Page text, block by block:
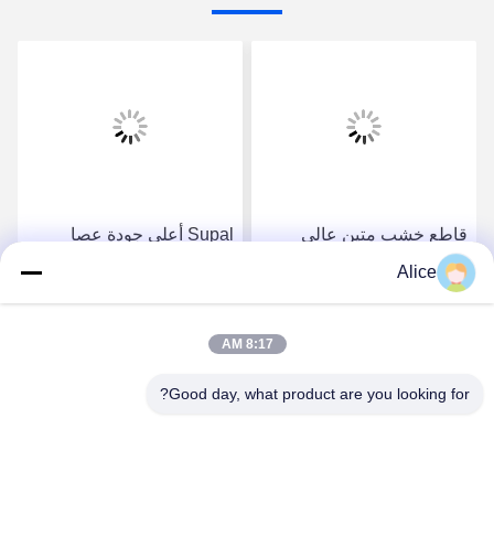
قاطع خشب متين عالي
الدقة من سوبال - مطحنة
نهاية ضغط مركبة من قضيب
احصل على أفضل سعر
Supal أعلى جودة عصا
Alice
8:17 AM
Good day, what product are you looking for?